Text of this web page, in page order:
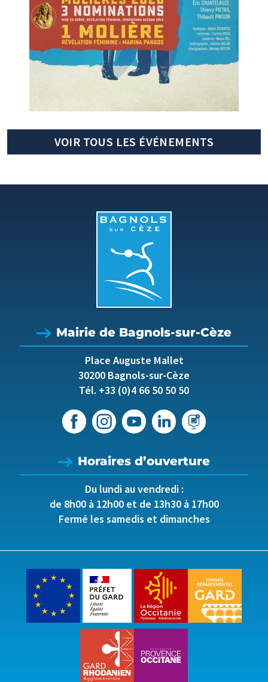
VOIR TOUS LES ÉVÉNEMENTS
Mairie de Bagnols-sur-Cèze
Place Auguste Mallet
30200 Bagnols-sur-Cèze
Tél. +33 (0)4 66 50 50 50
Horaires d’ouverture
Du lundi au vendredi :
de 8h00 à 12h00 et de 13h30 à 17h00
Fermé les samedis et dimanches